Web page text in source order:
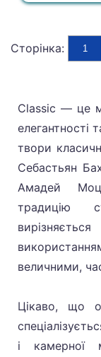
Сторінка: 1
Classic — це
елегантності
твори
Себастьян
Амадей
традицію
величними,
Цікаво, що
і камерної